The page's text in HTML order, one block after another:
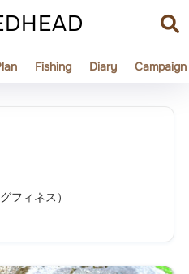
Fishing Diary Campaign
フィネス）